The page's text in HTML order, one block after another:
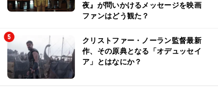
夜』が問いかけるメッセージを映画
ファンはどう観た？
クリストファー・ノーラン監督最新
作、その原典となる「オデュッセイ
ア」とはなにか？